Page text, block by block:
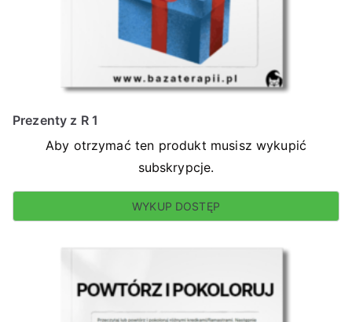
Prezenty z R 1
Aby otrzymać ten produkt musisz wykupić
subskrypcje.
WYKUP DOSTĘP